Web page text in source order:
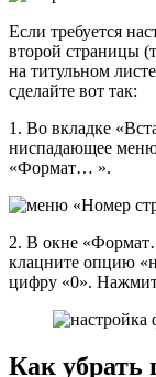
Если требуется
второй страницы
на титульном
сделайте вот так:
1. Во вкладке
ниспадающее
«Формат… ».
2. В окне
клацните опцию
цифру «0».
Как убрать